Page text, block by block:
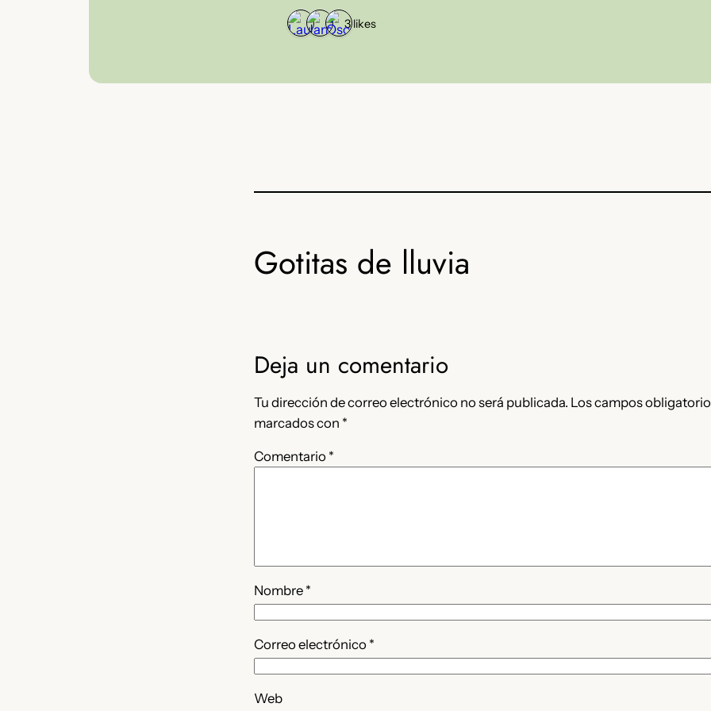
3 likes
Gotitas de lluvia
Deja un comentario
Tu dirección de correo electrónico no será publicada. Los campos
marcados con *
Comentario *
Nombre *
Correo electrónico *
Web